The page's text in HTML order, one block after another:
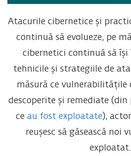
Atacurile cibernetice și
continuă să evolueze, pe
cibernetici continuă să
tehnicile și strategiile de
măsură ce vulnerabilitățile
descoperite și remediate (din
ce au fost exploatate),
reușesc să găsească noi
exploatat.